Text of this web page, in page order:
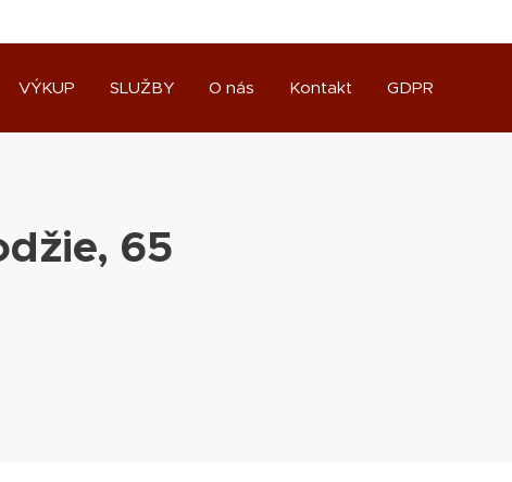
VÝKUP SLUŽBY O nás Kontakt GDPR
65